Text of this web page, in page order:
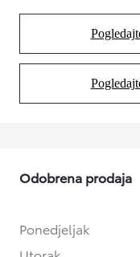
Odobrena prodaja
Ponedjeljak